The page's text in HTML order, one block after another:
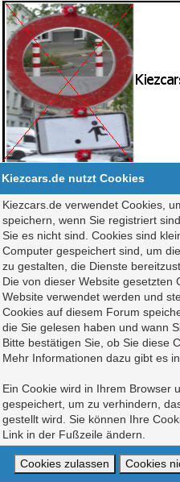
Kiezcars.de nutzt Cookies
Kiezcars.de verwendet Cookies,
speichern, wenn Sie registriert
Sie es nicht sind. Cookies sind
Computer gespeichert sind, um
zu gestalten, die Dienste
Die von dieser Website gesetzten
Website verwendet werden und
Cookies auf diesem Forum
die Sie gelesen haben und wann
Bitte bestätigen Sie, ob Sie diese
Mehr Informationen dazu gibt es
Ein Cookie wird in Ihrem Browser
gespeichert, um zu verhindern,
gestellt wird. Sie können Ihre
Link in der Fußzeile ändern.